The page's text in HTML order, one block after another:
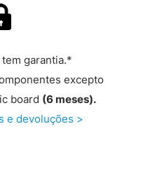
garantia.*
excepto
board (6 meses).
e devoluções >